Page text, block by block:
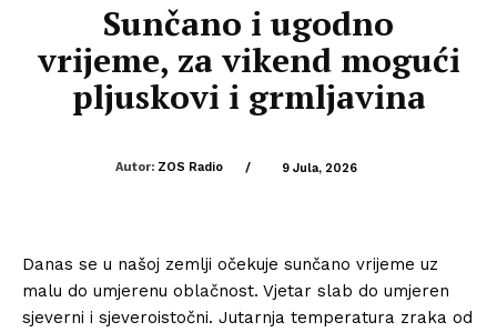
Sunčano i ugodno
vrijeme, za vikend mogući
pljuskovi i grmljavina
Autor: ZOS Radio / 9 Jula, 2026
Danas se u našoj zemlji očekuje sunčano vrijeme uz
malu do umjerenu oblačnost. Vjetar slab do umjeren
sjeverni i sjeveroistočni. Jutarnja temperatura zraka od